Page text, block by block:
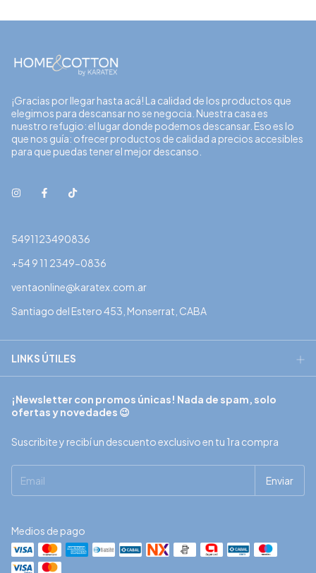
¡Gracias por llegar hasta acá! La calidad de los productos que
elegimos para descansar no se negocia. Nuestra casa es
nuestro refugio: el lugar donde podemos descansar. Eso es lo
que nos guía: ofrecer productos de calidad a precios accesibles
para que puedas tener el mejor descanso.
5491123490836
+54 9 11 2349-0836
ventaonline@karatex.com.ar
Santiago del Estero 453, Monserrat, CABA
LINKS ÚTILES
¡Newsletter con promos únicas! Nada de spam, solo
ofertas y novedades 😉
Suscribite y recibí un descuento exclusivo en tu 1ra compra
Medios de pago